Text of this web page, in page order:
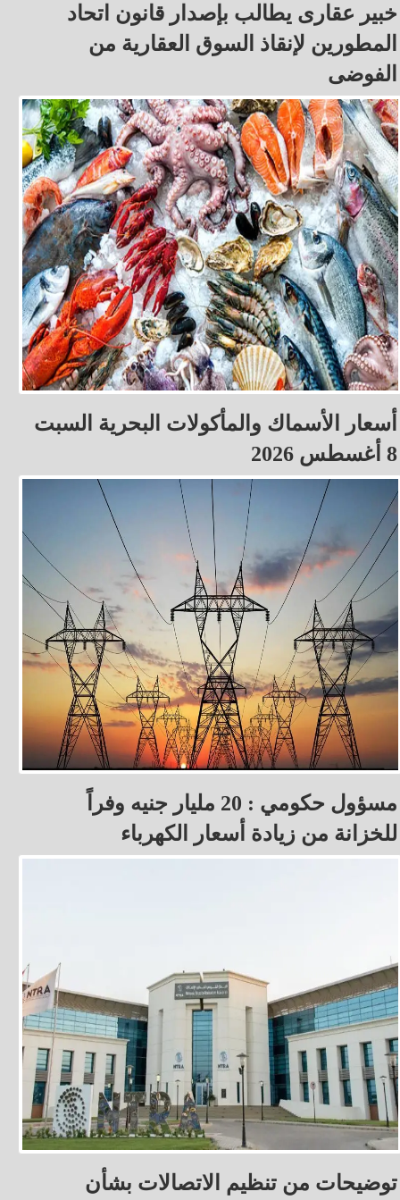
خبير عقارى يطالب بإصدار قانون اتحاد
المطورين لإنقاذ السوق العقارية من
الفوضى
أسعار الأسماك والمأكولات البحرية السبت
8 أغسطس 2026
مسؤول حكومي : 20 مليار جنيه وفراً
للخزانة من زيادة أسعار الكهرباء
توضيحات من تنظيم الاتصالات بشأن